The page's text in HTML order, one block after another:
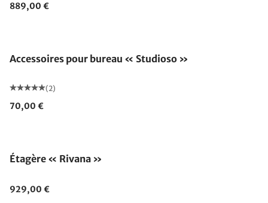
889,00 €
Accessoires pour bureau « Studioso »
(2)
70,00 €
Étagère « Rivana »
929,00 €